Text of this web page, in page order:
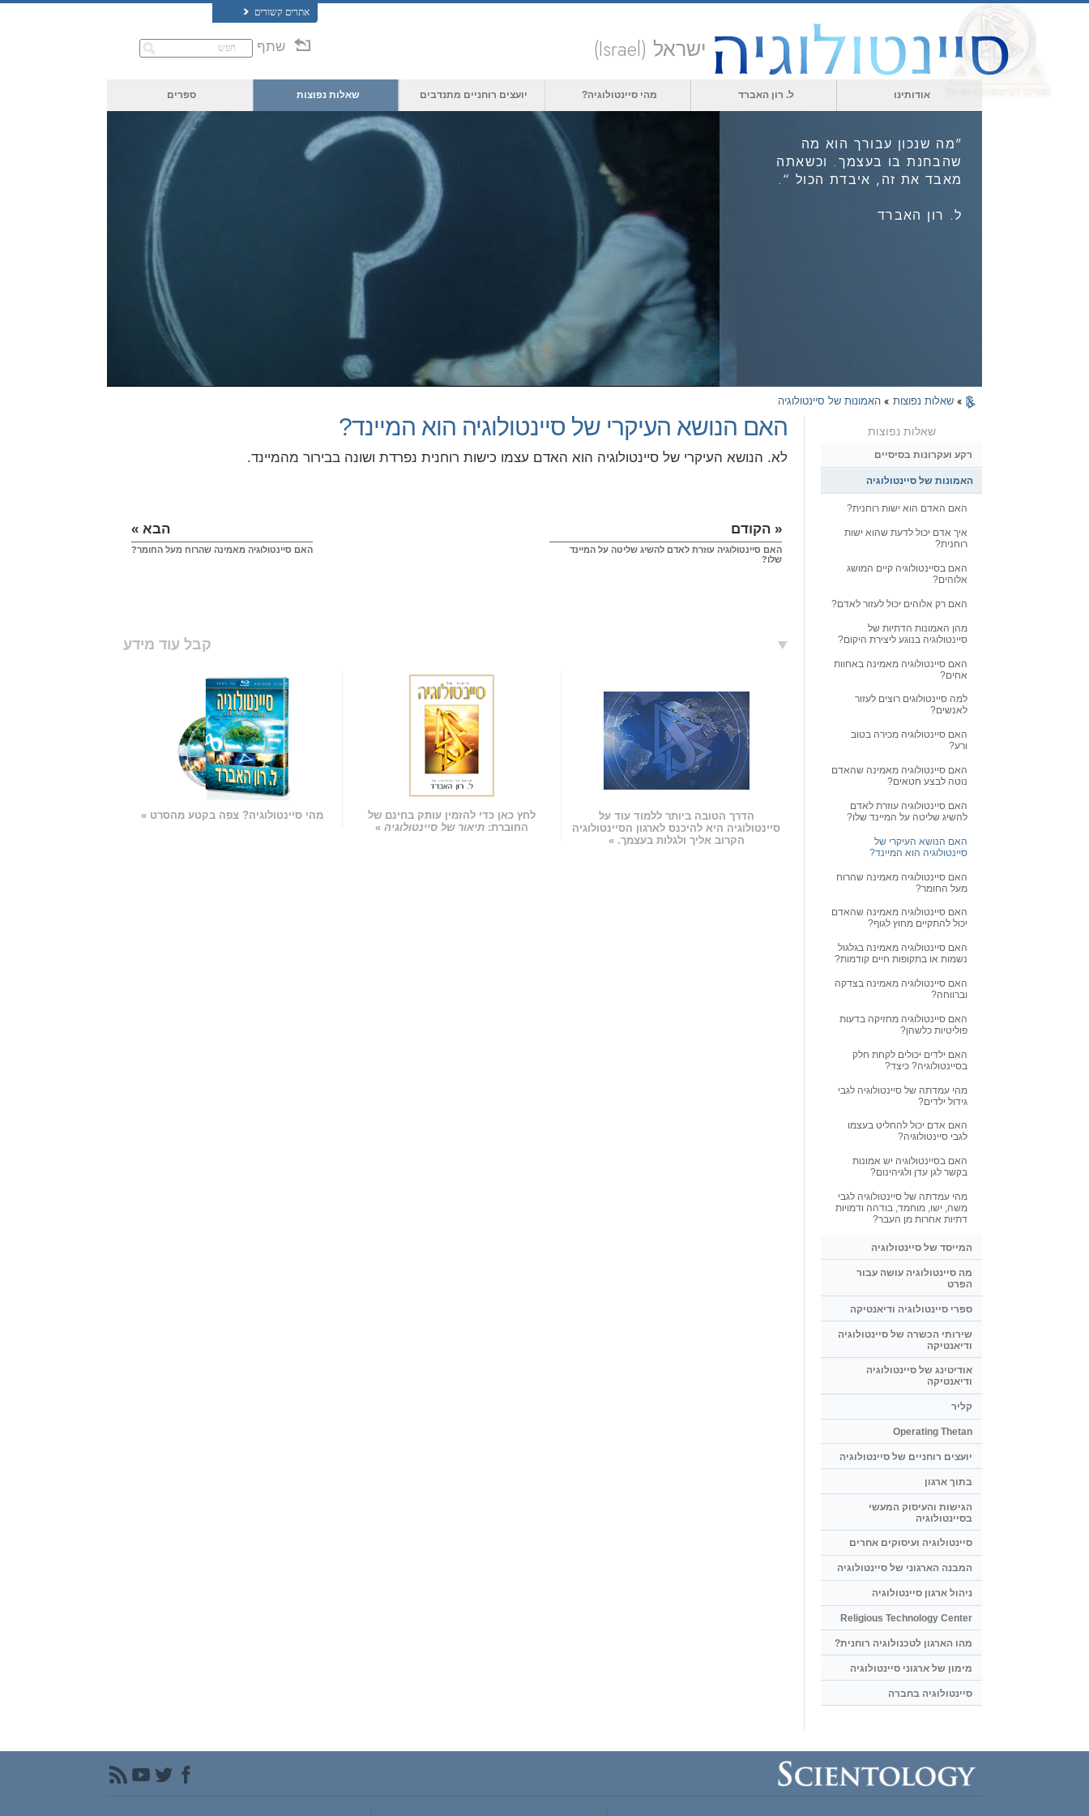
אתרים קשורים
ישראל (Israel) שתף
אודותינו ל. רון האברד מהי סיינטולוגיה? יועצים רוחניים מתנדבים שאלות נפוצות ספרים
"מה שנכון עבורך הוא מה
שהבחנת בו בעצמך. וכשאתה
מאבד את זה, איבדת הכול “.
ל. רון האברד
» שאלות נפוצות » האמונות של סיינטולוגיה
האם הנושא העיקרי של סיינטולוגיה הוא המיינד?
לא. הנושא העיקרי של סיינטולוגיה הוא האדם עצמו כישות רוחנית נפרדת ושונה בבירור מהמיינד.
« הקודם
האם סיינטולוגיה עוזרת לאדם להשיג שליטה על המיינד
שלו?
הבא »
האם סיינטולוגיה מאמינה שהרוח מעל החומר?
קבל עוד מידע
מהי סיינטולוגיה? צפה בקטע מהסרט »
לחץ כאן כדי להזמין עותק בחינם של
החוברת:תיאור של סיינטולוגיה »
הדרך הטובה ביותר ללמוד עוד על
סיינטולוגיה היא להיכנס לארגון הסיינטולוגיה
הקרוב אליך ולגלות בעצמך. »
שאלות נפוצות
רקע ועקרונות בסיסיים
האמונות של סיינטולוגיה
האם האדם הוא ישות רוחנית?
איך אדם יכול לדעת שהוא ישות
רוחנית?
האם בסיינטולוגיה קיים המושג
אלוהים?
האם רק אלוהים יכול לעזור לאדם?
מהן האמונות הדתיות של
סיינטולוגיה בנוגע ליצירת היקום?
האם סיינטולוגיה מאמינה באחוות
אחים?
למה סיינטולוגים רוצים לעזור
לאנשים?
האם סיינטולוגיה מכירה בטוב
ורע?
האם סיינטולוגיה מאמינה שהאדם
נוטה לבצע חטאים?
האם סיינטולוגיה עוזרת לאדם
להשיג שליטה על המיינד שלו?
האם הנושא העיקרי של
סיינטולוגיה הוא המיינד?
האם סיינטולוגיה מאמינה שהרוח
מעל החומר?
האם סיינטולוגיה מאמינה שהאדם
יכול להתקיים מחוץ לגוף?
האם סיינטולוגיה מאמינה בגלגול
נשמות או בתקופות חיים קודמות?
האם סיינטולוגיה מאמינה בצדקה
וברווחה?
האם סיינטולוגיה מחזיקה בדעות
פוליטיות כלשהן?
האם ילדים יכולים לקחת חלק
בסיינטולוגיה? כיצד?
מהי עמדתה של סיינטולוגיה לגבי
גידול ילדים?
האם אדם יכול להחליט בעצמו
לגבי סיינטולוגיה?
האם בסיינטולוגיה יש אמונות
בקשר לגן עדן ולגיהינום?
מהי עמדתה של סיינטולוגיה לגבי
משה, ישו, מוחמד, בודהה ודמויות
דתיות אחרות מן העבר?
המייסד של סיינטולוגיה
מה סיינטולוגיה עושה עבור
הפרט
ספרי סיינטולוגיה ודיאנטיקה
שירותי הכשרה של סיינטולוגיה
ודיאנטיקה
אודיטינג של סיינטולוגיה
ודיאנטיקה
קליר
Operating Thetan
יועצים רוחניים של סיינטולוגיה
בתוך ארגון
הגישות והעיסוק המעשי
בסיינטולוגיה
סיינטולוגיה ועיסוקים אחרים
המבנה הארגוני של סיינטולוגיה
ניהול ארגון סיינטולוגיה
Religious Technology Center
מהו הארגון לטכנולוגיה רוחנית?
מימון של ארגוני סיינטולוגיה
סיינטולוגיה בחברה